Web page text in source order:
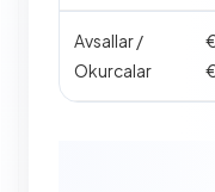
Avsallar /
Okurcalar